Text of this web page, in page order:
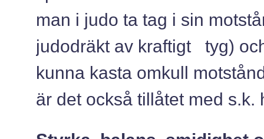
man i judo ta tag i sin
judodräkt av kraftigt tyg)
kunna kasta omkull
är det också tillåtet med s.k.